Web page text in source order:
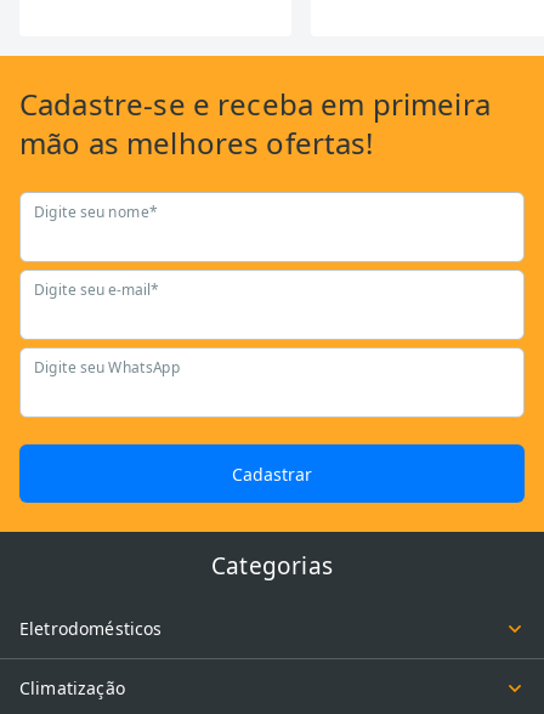
Cadastre-se e receba em primeira
mão as melhores ofertas!
Digite seu nome*
Digite seu e-mail*
Digite seu WhatsApp
Cadastrar
Categorias
Eletrodomésticos
Climatização